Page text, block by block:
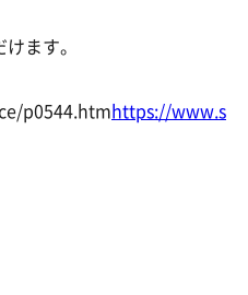
ます。
p0544.htm https://www.s